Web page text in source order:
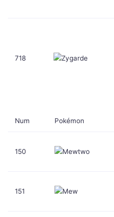
718
Num Pokémon
150
151